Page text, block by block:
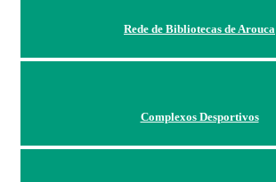
Rede de Bibliotecas de Arouca
Complexos Desportivos